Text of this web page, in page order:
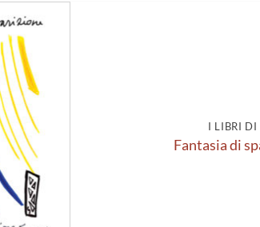
Aggiungi
alla lista
desideri
I LIBRI DI
Fantasia di